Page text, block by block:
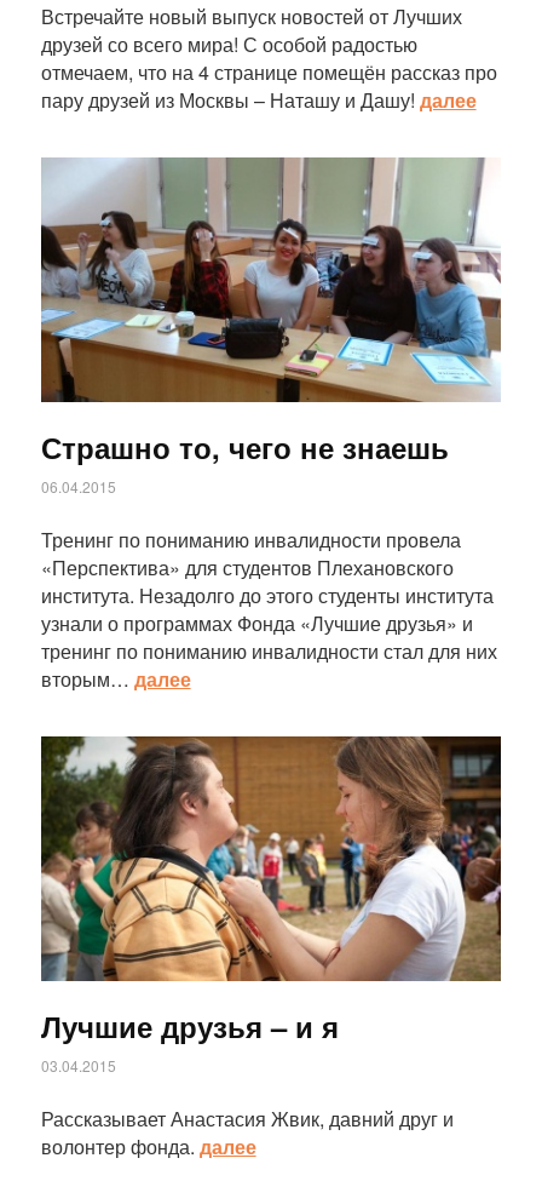
Встречайте новый выпуск новостей от Лучших
друзей со всего мира! С особой радостью
отмечаем, что на 4 странице помещён рассказ про
пару друзей из Москвы – Наташу и Дашу! далее
Страшно то, чего не знаешь
06.04.2015
Тренинг по пониманию инвалидности провела
«Перспектива» для студентов Плехановского
института. Незадолго до этого студенты института
узнали о программах Фонда «Лучшие друзья» и
тренинг по пониманию инвалидности стал для них
вторым… далее
Статья
Лучшие друзья – и я
03.04.2015
Рассказывает Анастасия Жвик, давний друг и
волонтер фонда. далее